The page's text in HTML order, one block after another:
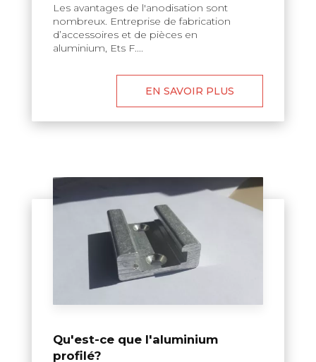
Les avantages de l'anodisation sont
nombreux. Entreprise de fabrication
d’accessoires et de pièces en
aluminium, Ets F....
EN SAVOIR PLUS
Qu'est-ce que l'aluminium
profilé?